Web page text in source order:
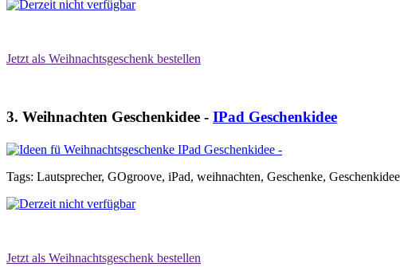
Jetzt als Weihnachtsgeschenk bestellen
3. Weihnachten Geschenkidee - IPad Geschenkidee
Tags: Lautsprecher, GOgroove, iPad, weihnachten, Geschenke,
Jetzt als Weihnachtsgeschenk bestellen